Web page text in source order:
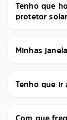
Tenho que
protetor
Minhas
Tenho que ir